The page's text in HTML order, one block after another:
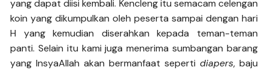
yang dapat diisi kembali. Kencleng itu semacam celengan
koin yang dikumpulkan oleh peserta sampai dengan hari
H yang kemudian diserahkan kepada teman-teman
panti. Selain itu kami juga menerima sumbangan barang
yang InsyaAllah akan bermanfaat seperti diapers, baju